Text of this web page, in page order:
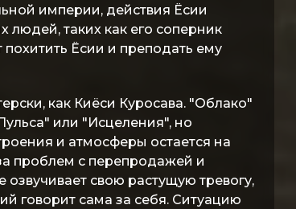
империи, действия Ёсии
людей, таких как его соперник
Ёсии и преподать ему
как Киёси Куросава. "Облако"
или "Исцеления", но
и атмосферы остается на
проблем с перепродажей и
озвучивает свою растущую тревогу,
говорит сама за себя. Ситуацию